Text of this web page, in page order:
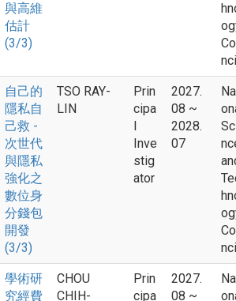
與高維
估計
(3/3)
自己的
隱私自
己救 -
次世代
與隱私
強化之
數位身
分錢包
開發
(3/3)
TSO RAY-
LIN
Prin
cipa
Inve
stig
ator
2027.
08 ~
2028.
07
學術研
究經費
CHOU
CHIH-
Prin
cipa
2027.
08 ~